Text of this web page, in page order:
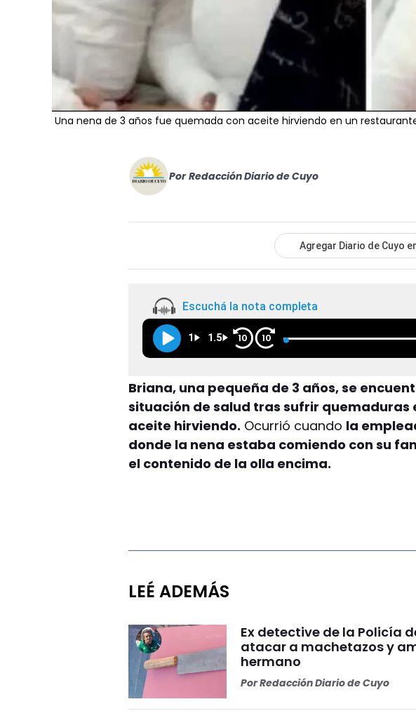
Una nena de 3 años fue quemada con aceite hirviendo en un
Por Redacción Diario de Cuyo
Agregar Diario de Cuyo
Escuchá la nota completa
1 1.5 10 10
Briana, una pequeña de 3 años, se
situación de salud tras sufrir quemaduras
aceite hirviendo. Ocurrió cuando la
donde la nena estaba comiendo con su
el contenido de la olla encima.
LEÉ ADEMÁS
Ex detective de la Policía
atacar a machetazos y
hermano
PorRedacción Diario de Cuyo